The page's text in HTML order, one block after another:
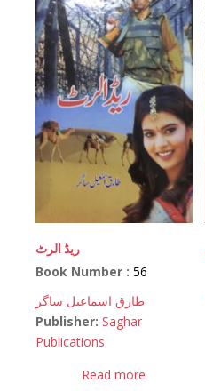
ریڈ الرٹ
Book Number : 56
طارق اسماعیل ساگر
Publisher: Saghar
Publications
Read more